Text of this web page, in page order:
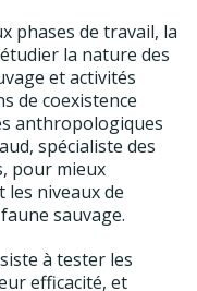
phases de travail, la
la nature des
et activités
de coexistence
anthropologiques
spécialiste des
pour mieux
niveaux de
sauvage.
à tester les
efficacité, et